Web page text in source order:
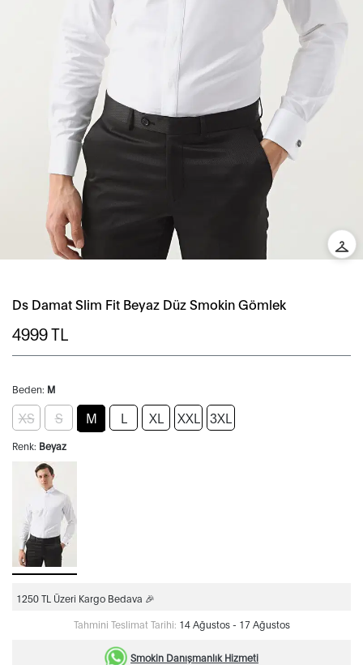
Ds Damat Slim Fit Beyaz Düz Smokin Gömlek
4999TL
Beden: M
XS S M L XL XXL 3XL
Renk: Beyaz
1250 TL Üzeri Kargo Bedava 🎉
Tahmini Teslimat Tarihi: 14 Ağustos - 17 Ağustos
Smokin Danışmanlık Hizmeti